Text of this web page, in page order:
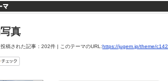
真
投稿された記事：202件 | このテーマのURL:https://jugem.jp/theme/